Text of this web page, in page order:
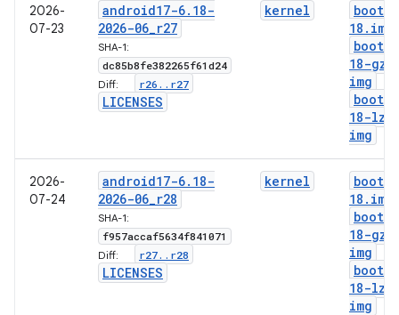
2026-
07-23
android17-6. 18-
2026-06_r27
SHA-1:
dc85b8fe382265f61d24
Diff: r26 . . r27
LICENSES
kernel
boot-6
18 . img
boot-6
18-gz
img
boot-6
18-lz4
img
2026-
07-24
android17-6. 18-
2026-06_r28
SHA-1:
f957accaf5634f841071
Diff: r27. . r28
LICENSES
kernel
boot-6
18 . img
boot-6
18-gz
img
boot-6
18-lz4
img